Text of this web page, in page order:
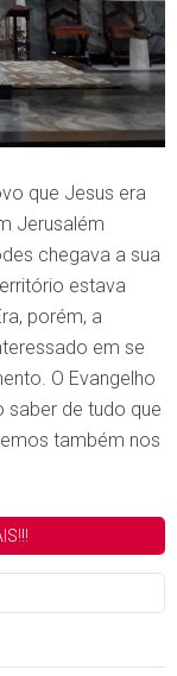
que Jesus era
Jerusalém
chegava a sua
estava
porém, a
em se
O Evangelho
saber de tudo que
também nos